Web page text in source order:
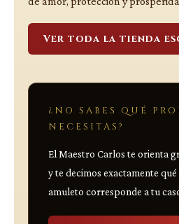
Ver toda la tienda
¿NO SABES QUÉ
NECESITAS?
El Maestro Carlos te orienta
y te decimos exactamente qué
amuleto corresponde a tu